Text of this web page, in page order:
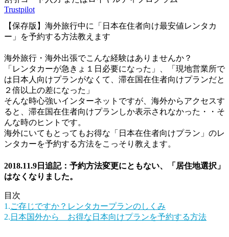
Trustpilot
【保存版】海外旅行中に「日本在住者向け最安値レンタカ
ー」を予約する方法教えます
海外旅行・海外出張でこんな経験はありませんか？
「レンタカーが急きょ１日必要になった」、「現地営業所で
は日本人向けプランがなくて、滞在国在住者向けプランだと
２倍以上の差になった」
そんな時心強いインターネットですが、海外からアクセスす
ると、滞在国在住者向けプランしか表示されなかった・・そ
んな時のヒントです。
海外にいてもとってもお得な「日本在住者向けプラン」のレ
ンタカーを予約する方法をこっそり教えます。
2018.11.9日追記：予約方法変更にともない、「居住地選択」
はなくなりました。
目次
1.ご存じですか？レンタカープランのしくみ
2. 日本国外から お得な日本向けプランを予約する方法